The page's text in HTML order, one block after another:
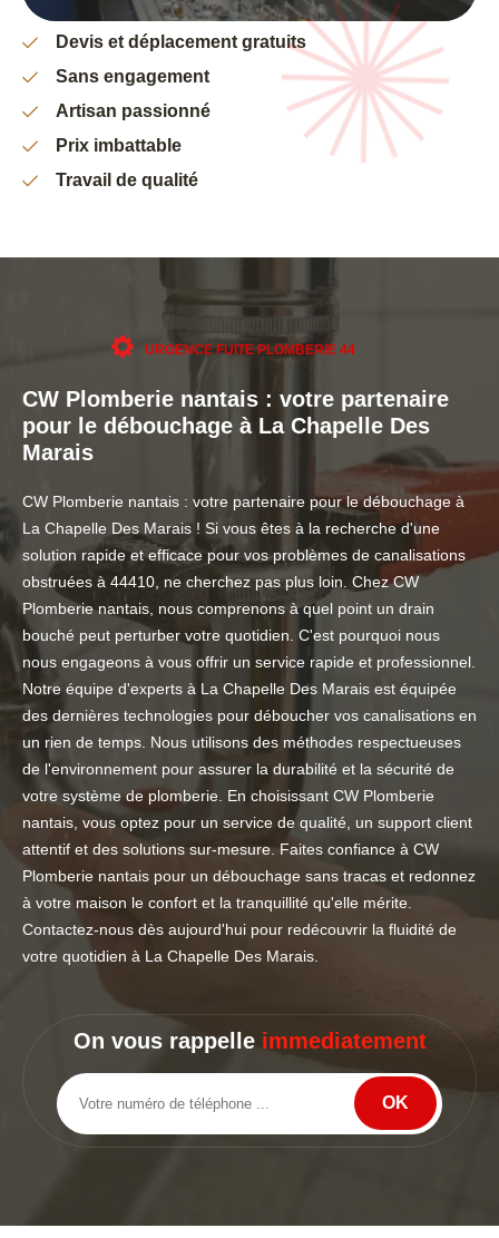
Devis et déplacement gratuits
Sans engagement
Artisan passionné
Prix imbattable
Travail de qualité
URGENCE FUITE PLOMBERIE 44
CW Plomberie nantais : votre partenaire
pour le débouchage à La Chapelle Des
Marais
CW Plomberie nantais : votre partenaire pour le débouchage à
La Chapelle Des Marais ! Si vous êtes à la recherche d'une
solution rapide et efficace pour vos problèmes de canalisations
obstruées à 44410, ne cherchez pas plus loin. Chez CW
Plomberie nantais, nous comprenons à quel point un drain
bouché peut perturber votre quotidien. C'est pourquoi nous
nous engageons à vous offrir un service rapide et professionnel.
Notre équipe d'experts à La Chapelle Des Marais est équipée
des dernières technologies pour déboucher vos canalisations en
un rien de temps. Nous utilisons des méthodes respectueuses
de l'environnement pour assurer la durabilité et la sécurité de
votre système de plomberie. En choisissant CW Plomberie
nantais, vous optez pour un service de qualité, un support client
attentif et des solutions sur-mesure. Faites confiance à CW
Plomberie nantais pour un débouchage sans tracas et redonnez
à votre maison le confort et la tranquillité qu'elle mérite.
Contactez-nous dès aujourd'hui pour redécouvrir la fluidité de
votre quotidien à La Chapelle Des Marais.
On vous rappelle immediatement